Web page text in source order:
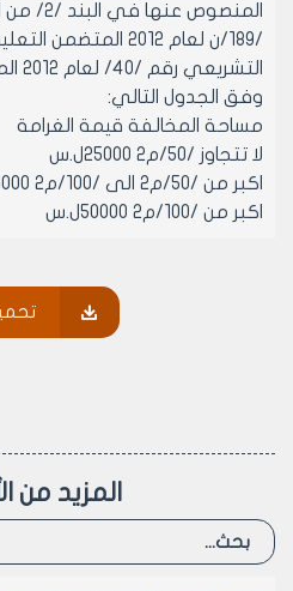
/189/ن لعام 2012
وفق الجدول التالي:
مساحة المخالفة قيمة الغرامة
لا تتجاوز /50/م2 25000ل.س
اكبر من /50/م2 الى /100/م2 35000ل.س
اكبر من /100/م2 50000ل.س
قبل مديرية الشؤون الفنية –
رئيس المكتب
حلب
المهندس
المزيد من